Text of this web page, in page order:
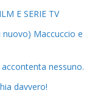
E SERIE TV
nuovo) Maccuccio e
nessuno.
davvero!